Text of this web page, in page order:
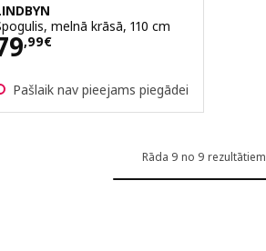
melnā krāsā, 110 cm
,99€79,99€
Pašlaik nav pieejams piegādei
Rāda 9 no 9 rezultātiem